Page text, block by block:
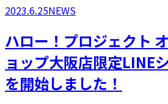
2023.6.25NEWS
ハロー！プロジェクト
ョップ大阪店限定LINE
を開始しました！